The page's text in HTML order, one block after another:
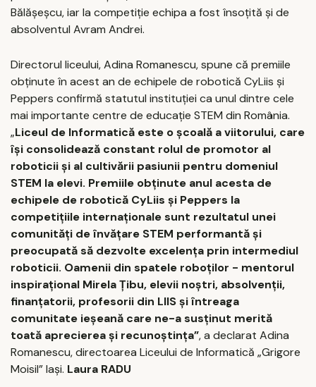
Bălăşeşcu, iar la competiţie echipa a fost însoţită şi de
absolventul Avram Andrei.
Directorul liceului, Adina Romanescu, spune că premiile
obţinute în acest an de echipele de robotică CyLiis şi
Peppers confirmă statutul instituţiei ca unul dintre cele
mai importante centre de educaţie STEM din România.
„Liceul de Informatică este o şcoală a viitorului, care
îşi consolidează constant rolul de promotor al
roboticii şi al cultivării pasiunii pentru domeniul
STEM la elevi. Premiile obţinute anul acesta de
echipele de robotică CyLiis şi Peppers la
competiţiile internaţionale sunt rezultatul unei
comunităţi de învăţare STEM performantă şi
preocupată să dezvolte excelenţa prin intermediul
roboticii. Oamenii din spatele roboţilor - mentorul
inspiraţional Mirela Ţibu, elevii noştri, absolvenţii,
finanţatorii, profesorii din LIIS şi întreaga
comunitate ieşeană care ne-a susţinut merită
toată aprecierea şi recunoştinţa”, a declarat Adina
Romanescu, directoarea Liceului de Informatică „Grigore
Moisil” Iaşi. Laura RADU